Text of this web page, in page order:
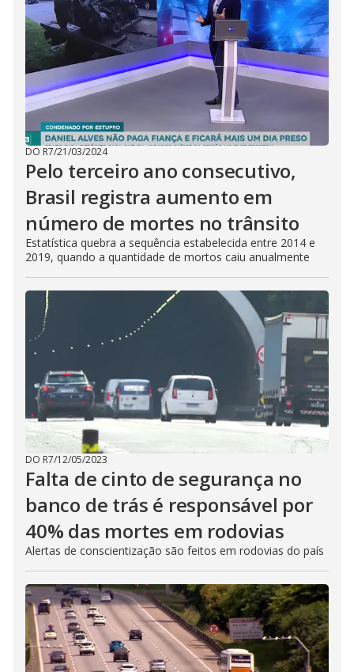
DO R7/21/03/2024
Pelo terceiro ano consecutivo,
Brasil registra aumento em
número de mortes no trânsito
Estatística quebra a sequência estabelecida entre 2014 e
2019, quando a quantidade de mortos caiu anualmente
DO R7/12/05/2023
Falta de cinto de segurança no
banco de trás é responsável por
40% das mortes em rodovias
Alertas de conscientização são feitos em rodovias do país